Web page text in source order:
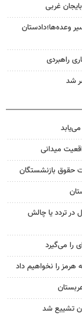
سال همچنان اسیر وعده‌ها؛دادستان
راهبردی
شد
میدانی
حقوق بازنشستگان
در تردد یا چالش
را می‌گیرد
را نخواهیم داد
تشییع شد